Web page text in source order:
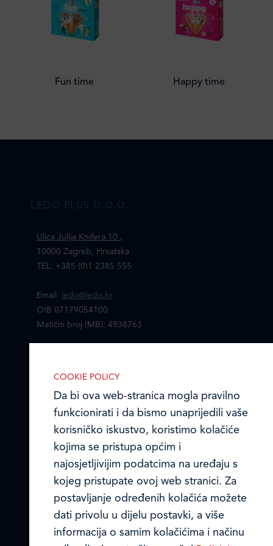
Fun time Happy time
LEDO PLUS D.O.O.
Ulica Julija Knifera 10 ,
10000 Zagreb, Hrvatska
TEL: +385 (0)1 2385 555
Email:
ledo@ledo.hr
OIB 07179054100
Matični broj (MB): 4938763
Ledo u inozemstvu
Online formular
Obavijest o Privatnosti i Kolačići
Privacy notice and Cookies
© LEDO plus d.o.o. 2026.
COOKIE POLICY
Da bi ova web-stranica mogla pravilno
funkcionirati i da bismo unaprijedili vaše
korisničko iskustvo, koristimo kolačiće
kojima se pristupa općim i
najosjetljivijim podatcima na uređaju s
kojeg pristupate ovoj web stranici. Za
postavljanje određenih kolačića možete
dati privolu u dijelu postavki, a više
informacija o samim kolačićima i načinu